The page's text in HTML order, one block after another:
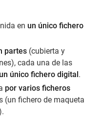
en un único fichero
partes (cubierta y
cada una de las
un único fichero digital .
por varios ficheros
(un fichero de maqueta